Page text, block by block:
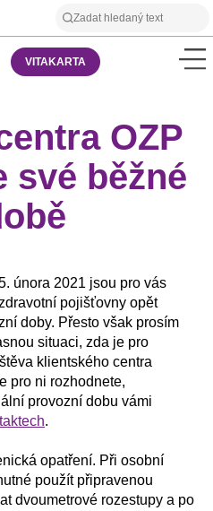
VITAKARTA
OZP
své běžné
února 2021 jsou pro vás
pojišťovny opět
doby. Přesto však prosím
situaci, zda je pro
klientského centra
pro ni rozhodnete,
provozní dobu vámi
.
opatření. Při osobní
použít připravenou
dvoumetrové rozestupy a po